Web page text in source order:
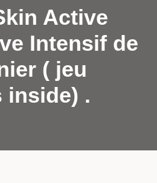
Active
Intensif de
( jeu
inside) .